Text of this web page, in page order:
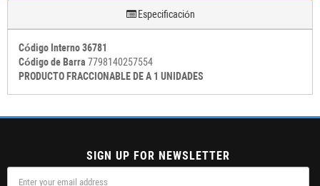
Especificación
Código Interno 36781
Código de Barra 7798140257554
PRODUCTO FRACCIONABLE DE A 1 UNIDADES
SIGN UP FOR NEWSLETTER